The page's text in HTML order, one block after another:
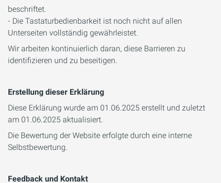
beschriftet.
- Die Tastaturbedienbarkeit ist noch nicht auf allen
Unterseiten vollständig gewährleistet.
Wir arbeiten kontinuierlich daran, diese Barrieren zu
identifizieren und zu beseitigen.
Erstellung dieser Erklärung
Diese Erklärung wurde am 01.06.2025 erstellt und zuletzt
am 01.06.2025 aktualisiert.
Die Bewertung der Website erfolgte durch eine interne
Selbstbewertung.
Feedback und Kontakt